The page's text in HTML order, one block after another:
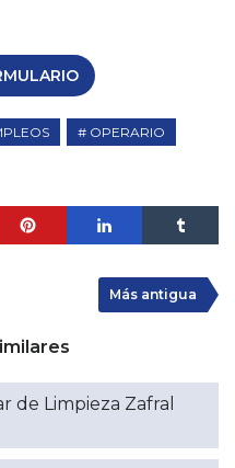
OPERARIO
Más antigua
de Limpieza Zafral